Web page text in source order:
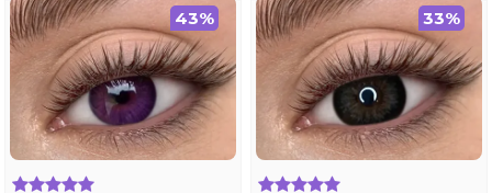
43% 33%